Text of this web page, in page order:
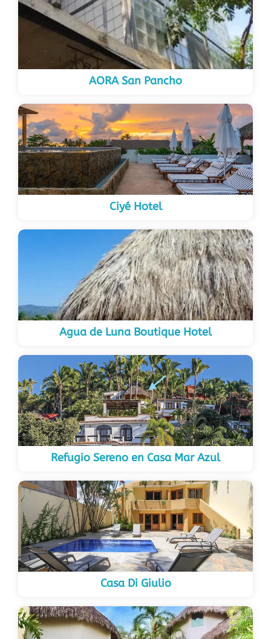
AORA San Pancho
Ciyé Hotel
Agua de Luna Boutique Hotel
Refugio Sereno en Casa Mar Azul
Casa Di Giulio